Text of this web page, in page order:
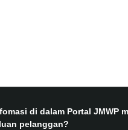
di dalam Portal JMWP
pelanggan?